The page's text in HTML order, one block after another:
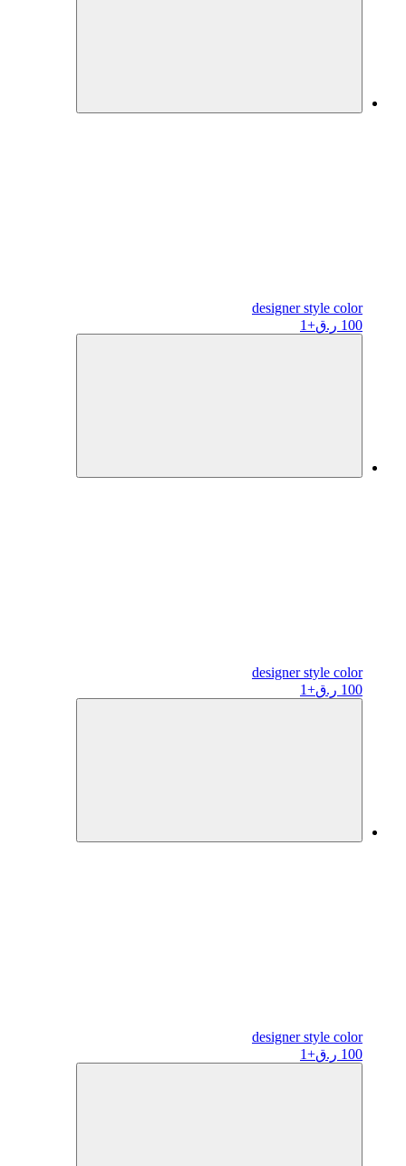
designerstyle color
100 ر.ق
+1
designerstyle color
100 ر.ق
+1
designerstyle color
100 ر.ق
+1